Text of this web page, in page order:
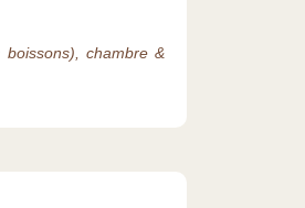
chambre &